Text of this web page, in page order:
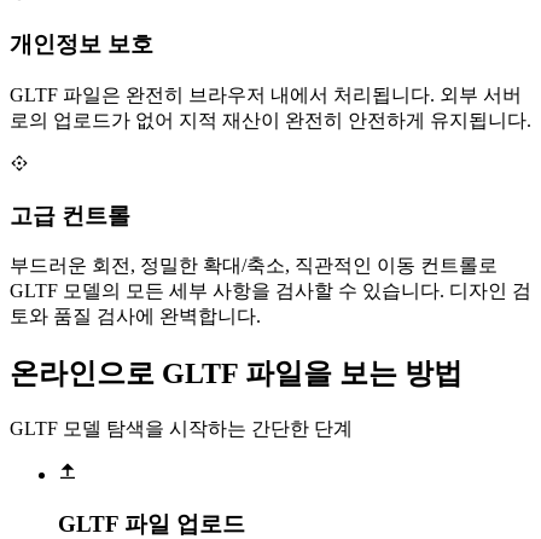
개인정보 보호
GLTF 파일은 완전히 브라우저 내에서 처리됩니다. 외부 서버
로의 업로드가 없어 지적 재산이 완전히 안전하게 유지됩니다.
고급 컨트롤
부드러운 회전, 정밀한 확대/축소, 직관적인 이동 컨트롤로
GLTF 모델의 모든 세부 사항을 검사할 수 있습니다. 디자인 검
토와 품질 검사에 완벽합니다.
온라인으로 GLTF 파일을 보는 방법
GLTF 모델 탐색을 시작하는 간단한 단계
GLTF 파일 업로드